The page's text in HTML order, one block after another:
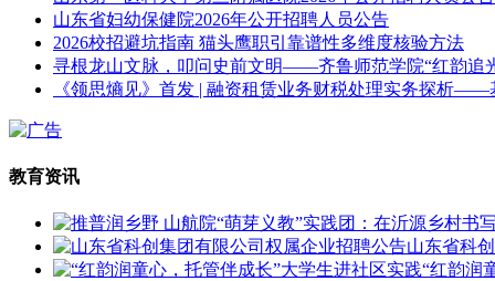
山东省妇幼保健院2026年公开招聘人员公告
2026校招避坑指南 猫头鹰职引靠谱性多维度核验方法
寻根龙山文脉，叩问史前文明——齐鲁师范学院“红韵追
《领思熵见》首发 | 融资租赁业务财税处理实务探析
教育资讯
山东省科
“红韵润